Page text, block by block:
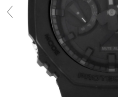
会社概要
事業内容
店舗案内